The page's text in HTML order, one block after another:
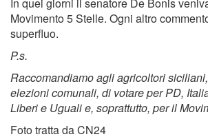
In quei giorni il senatore De Bonis
Movimento 5 Stelle. Ogni altro
superfluo.
P.s.
Raccomandiamo agli agricoltori
elezioni comunali, di votare per PD,
Liberi e Uguali e, soprattutto, per il
Foto tratta da CN24